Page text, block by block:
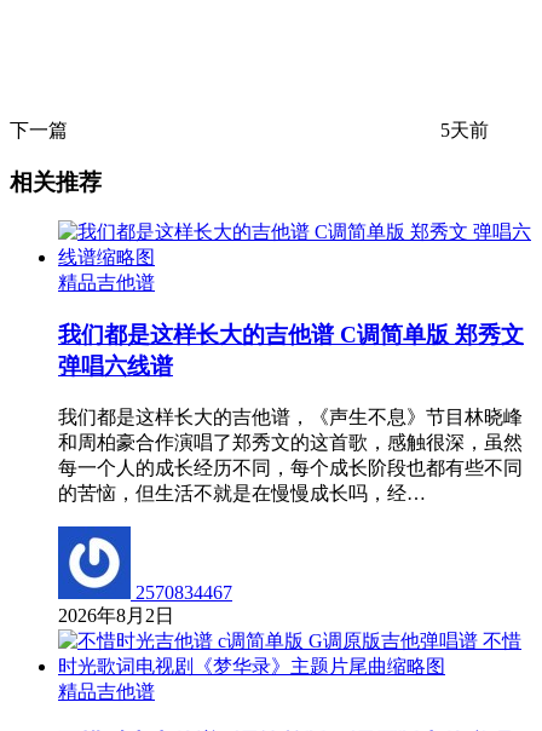
下一篇 5天前
相关推荐
精品吉他谱
我们都是这样长大的吉他谱 C调简单版 郑秀文
弹唱六线谱
我们都是这样长大的吉他谱，《声生不息》节目林晓峰
和周柏豪合作演唱了郑秀文的这首歌，感触很深，虽然
每一个人的成长经历不同，每个成长阶段也都有些不同
的苦恼，但生活不就是在慢慢成长吗，经…
2570834467
2026年8月2日
精品吉他谱